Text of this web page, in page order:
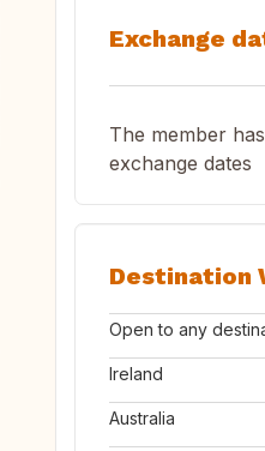
Exchange
The member
exchange dates
Destination
Open to any
Ireland
Australia